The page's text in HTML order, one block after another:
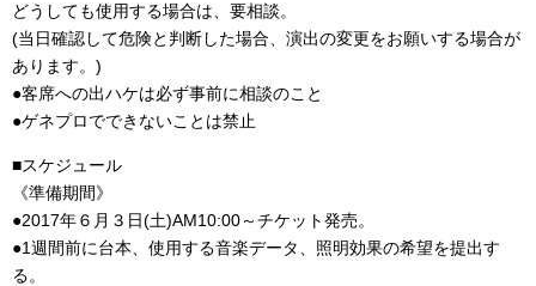
どうしても使用する場合は、要相談。
(当日確認して危険と判断した場合、演出の変更をお願いする場合が
あります。)
●客席への出ハケは必ず事前に相談のこと
●ゲネプロでできないことは禁止
■スケジュール
《準備期間》
●2017年６月３日(土)AM10:00～チケット発売。
●1週間前に台本、使用する音楽データ、照明効果の希望を提出す
る。